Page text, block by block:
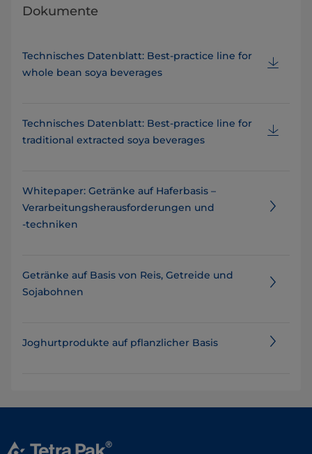
Dokumente
Technisches Datenblatt: Best-practice line for
whole bean soya beverages
Technisches Datenblatt: Best-practice line for
traditional extracted soya beverages
Whitepaper: Getränke auf Haferbasis –
Verarbeitungsherausforderungen und
‑techniken
Getränke auf Basis von Reis, Getreide und
Sojabohnen
Joghurtprodukte auf pflanzlicher Basis